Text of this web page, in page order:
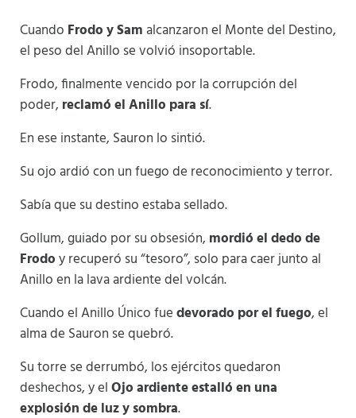
Cuando Frodo y Samalcanzaron el Monte del Destino,
el peso del Anillo se volvió insoportable.
Frodo, finalmente vencido por la corrupción del
poder, reclamó el Anillo para sí.
En ese instante, Sauron lo sintió.
Su ojo ardió con un fuego de reconocimiento y terror.
Sabía que su destino estaba sellado.
Gollum, guiado por su obsesión, mordió el dedo de
Frodoy recuperó su “tesoro”, solo para caer junto al
Anillo en la lava ardiente del volcán.
Cuando el Anillo Único fuedevorado por el fuego, el
alma de Sauron se quebró.
Su torre se derrumbó, los ejércitos quedaron
deshechos, y elOjo ardiente estalló en una
explosión de luz y sombra.